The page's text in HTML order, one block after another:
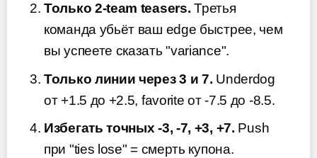
Только 2-team teasers. Третья
команда убьёт ваш edge быстрее, чем
вы успеете сказать "variance".
Только линии через 3 и 7. Underdog
от +1.5 до +2.5, favorite от -7.5 до -8.5.
Избегать точных -3, -7, +3, +7. Push
при "ties lose" = смерть купона.